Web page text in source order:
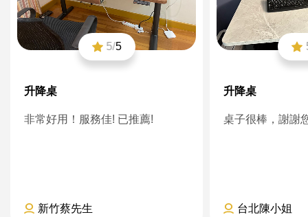
5/5
升降桌
非常好用！服務佳! 已推薦!
新竹蔡先生
升降桌
桌子很棒，謝謝
台北陳小姐